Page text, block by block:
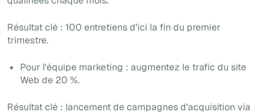
Résultat clé : 100 entretiens d'ici la fin du premier
trimestre.
Pour l'équipe marketing : augmentez le trafic du site
Web de 20 %.
Résultat clé : lancement de campagnes d'acquisition via